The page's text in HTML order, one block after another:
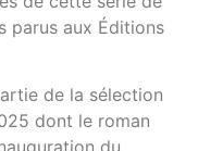
parus aux Éditions
de la sélection
dont le roman